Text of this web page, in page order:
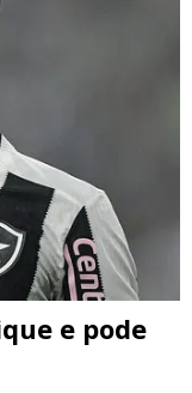
e pode